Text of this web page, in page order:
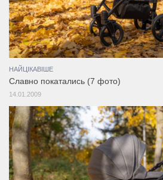
НАЙЦІКАВІШЕ
Славно покатались (7 фото)
14.01.2009